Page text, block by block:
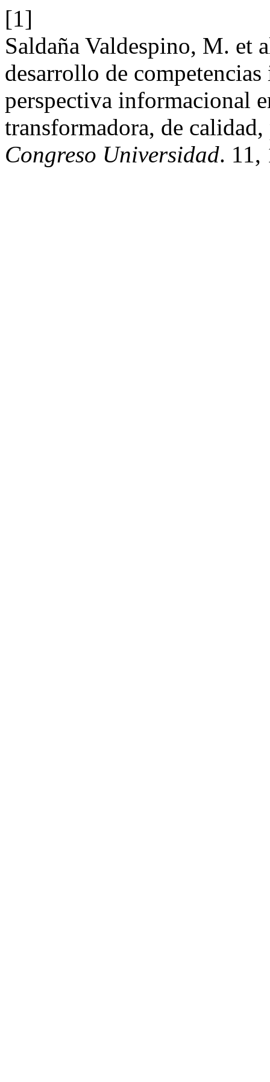
[1]
Saldaña Valdespino, M. et
desarrollo de
perspectiva informacional
transformadora, de
Congreso Universidad. 11,